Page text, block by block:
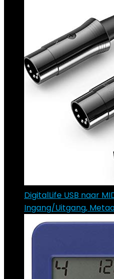
DigitalLife USB naar
Ingang/Uitgang,